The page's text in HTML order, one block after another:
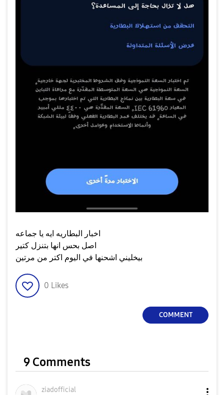
اصل بحس انها بتنزل كتير
بيخليني اشحنها في اليوم اكتر من مرتين
0 Likes
COMMENT
9 Comments
ziadofficial